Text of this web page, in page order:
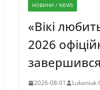
НОВИНИ / NEWS
«Вікі
2026
2026-08-01 Lukaniuk